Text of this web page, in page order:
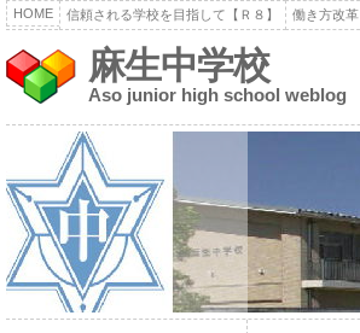
HOME 信頼される学校を目指して【Ｒ８】 働き方改革
麻生中学校
Aso junior high school weblog